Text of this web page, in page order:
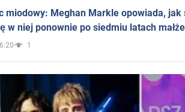
miodowy: Meghan Markle opowiada, jak
w niej ponownie po siedmiu latach
1